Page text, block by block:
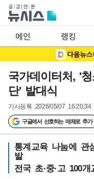
메인 랭킹
국가데이터처, '
단' 발대식
기사등록 2026/05/07 16:20:34
구글에서 선호하는 매체로 추가
통계교육 나눔에 관
발
전국 초·중·고 100